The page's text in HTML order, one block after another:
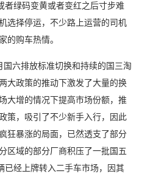
者绿码变黄或者变红之后寸步难
选择停运，不少路上运营的司机
的购车热情。
六排放标准切换和持续的国三淘
大政策的推动下激发了大量的换
大增的情况下提高市场份额，推
策，吸引了不少新手入行，因此
狂暴涨的局面，已然透支了部分
区域的部分厂商积压了一批国五
已经上牌转入二手车市场，因其